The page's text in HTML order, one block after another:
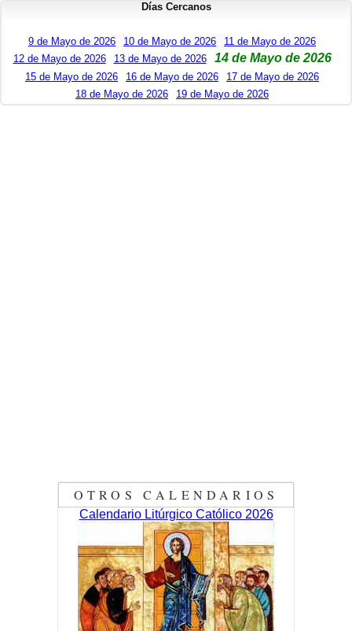
Días Cercanos
9 de Mayo de 2026 10 de Mayo de 2026
11 de Mayo de 2026
12 de Mayo de 2026
13 de Mayo de 2026 14 de Mayo de 2026
15 de Mayo de 2026 16 de Mayo de 2026
17 de Mayo de 2026
18 de Mayo de 2026
19 de Mayo de 2026
OTROS CALENDARIOS
Calendario Litúrgico Católico 2026